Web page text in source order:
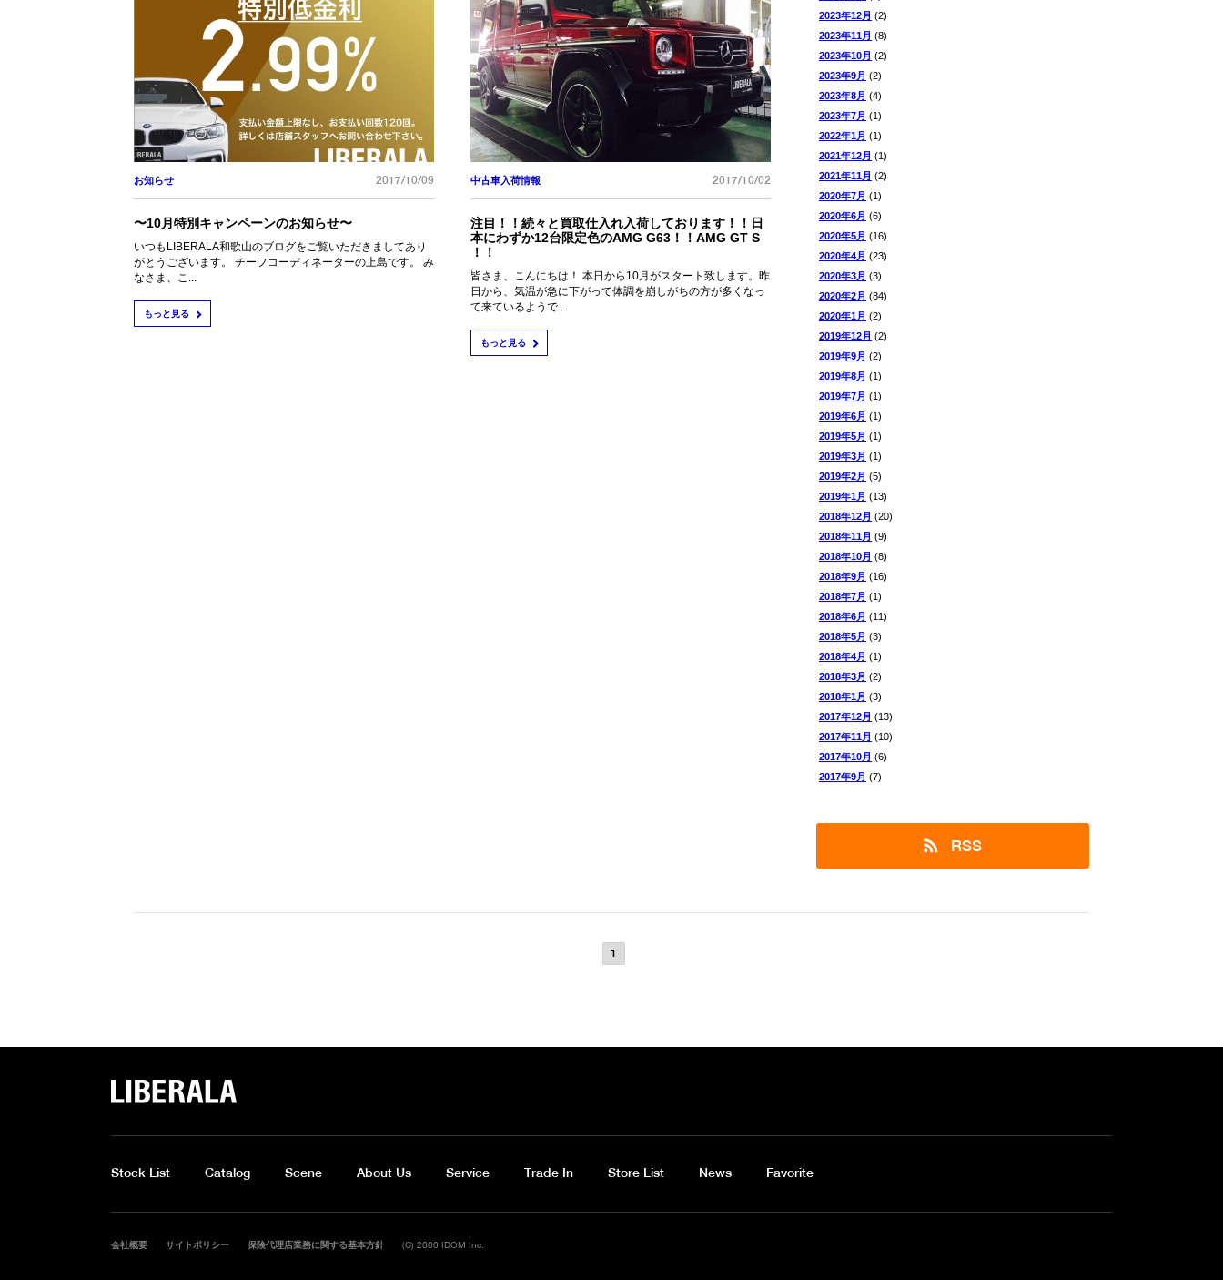
お知らせ 2017/10/09
〜10月特別キャンペーンのお知らせ〜
いつもLIBERALA和歌山のブログをご覧いただきましてあり
がとうございます。 チーフコーディネーターの上島です。 み
なさま、こ...
もっと見る
中古車入荷情報 2017/10/02
注目！！続々と買取仕入れ入荷しております！！日
本にわずか12台限定色のAMG G63！！AMG GT S
！！
皆さま、こんにちは！ 本日から10月がスタート致します。昨
日から、気温が急に下がって体調を崩しがちの方が多くなっ
て来ているようで...
もっと見る
2023年12月 (2)
2023年11月 (8)
2023年10月 (2)
2023年9月 (2)
2023年8月 (4)
2023年7月 (1)
2022年1月 (1)
2021年12月 (1)
2021年11月 (2)
2020年7月 (1)
2020年6月 (6)
2020年5月 (16)
2020年4月 (23)
2020年3月 (3)
2020年2月 (84)
2020年1月 (2)
2019年12月 (2)
2019年9月 (2)
2019年8月 (1)
2019年7月 (1)
2019年6月 (1)
2019年5月 (1)
2019年3月 (1)
2019年2月 (5)
2019年1月 (13)
2018年12月 (20)
2018年11月 (9)
2018年10月 (8)
2018年9月 (16)
2018年7月 (1)
2018年6月 (11)
2018年5月 (3)
2018年4月 (1)
2018年3月 (2)
2018年1月 (3)
2017年12月 (13)
2017年11月 (10)
2017年10月 (6)
2017年9月 (7)
RSS
1
Stock List Catalog Scene About Us Service Trade In Store List News Favorite
会社概要 サイトポリシー 保険代理店業務に関する基本方針 (C) 2000 IDOM Inc.